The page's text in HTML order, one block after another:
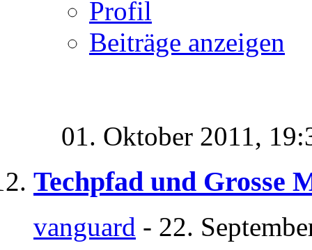
Profil
Beiträge anzeigen
01. Oktober 2011,
Techpfad und Grosse
vanguard - 22.